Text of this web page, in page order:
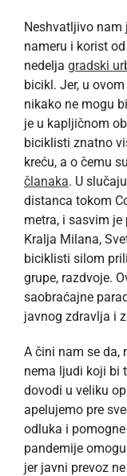
Neshvatljivo nam
nameru i korist
nedelja gradski
bicikl. Jer, u
nikako ne mogu
je u kapljičnom
biciklisti znatno
kreću, a o čemu
članaka. U
distanca tokom
metra, i sasvim
Kralja Milana,
biciklisti silom
grupe, razdvoje.
saobraćajne
javnog zdravlja i
A čini nam se da,
nema ljudi koji bi
dovodi u veliku
apelujemo pre
odluka i
pandemije
jer javni prevoz